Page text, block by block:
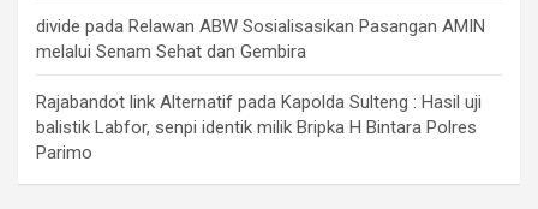
divide pada Relawan ABW Sosialisasikan Pasangan AMIN
melalui Senam Sehat dan Gembira
Rajabandot link Alternatif pada Kapolda Sulteng : Hasil uji
balistik Labfor, senpi identik milik Bripka H Bintara Polres
Parimo